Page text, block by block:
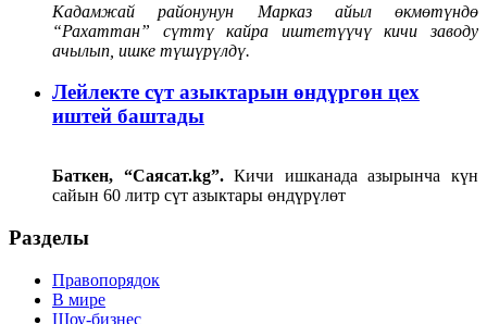
Кадамжай районунун Марказ айыл өкмөтүндө
“Рахаттан” сүттү кайра иштетүүчү кичи заводу
ачылып, ишке түшүрүлдү.
Лейлекте сүт азыктарын өндүргөн цех
иштей баштады
Баткен, “Саясат.kg”.Кичи ишканада азырынча күн
сайын 60 литр сүт азыктары өндүрүлөт
Разделы
Правопорядок
В мире
Шоу-бизнес